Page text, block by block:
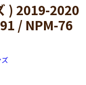
) 2019-2020
/ NPM-76